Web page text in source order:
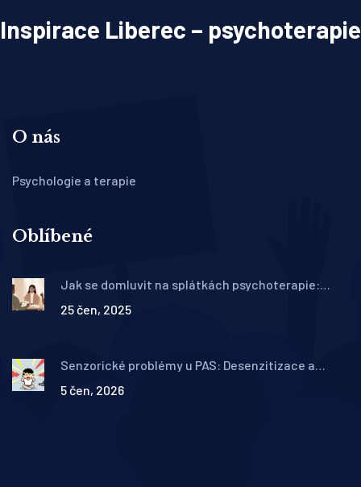
Inspirace Liberec – psychoterapie
O nás
Psychologie a terapie
Oblíbené
Jak se domluvit na splátkách psychoterapie:
25 čen, 2025
Senzorické problémy u PAS: Desenzitizace a
5 čen, 2026